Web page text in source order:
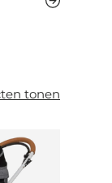
tonen